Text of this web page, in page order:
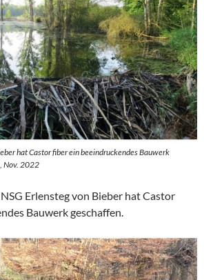
hat Castor fiber ein beeindruckendes Bauwerk
Nov. 2022
Erlensteg von Bieber hat Castor
Bauwerk geschaffen.